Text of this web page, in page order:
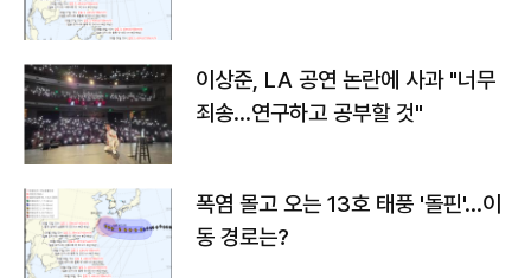
이상준, LA 공연 논란에 사과 "너무
죄송…연구하고 공부할 것"
폭염 몰고 오는 13호 태풍 '돌핀'…이
동 경로는?